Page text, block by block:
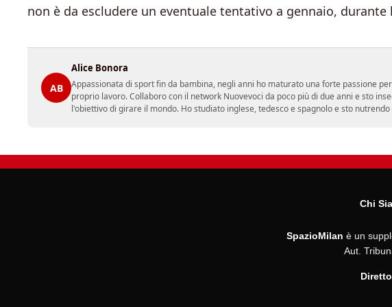
non è da escludere un eventuale tentativo a gennaio, durante
AB
Alice Bonora
Appassionata di sport fin da bambina, negli anni ho maturato una forte passione
proprio lavoro. Collaboro con il network Nuovevoci da poco più di due anni e sto
l'obiettivo di girare il mondo. Ho studiato inglese, tedesco e spagnolo e sto
Chi
SpazioMilan è un
Aut.